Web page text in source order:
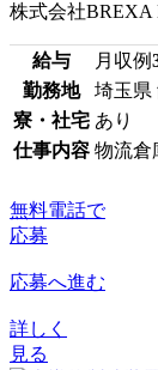
株式会社BREXA
給与 月収例
勤務地
埼玉県
寮・社宅 あり
仕事内容 物流倉
無料電話で
応募
応募へ進む
詳しく
見る